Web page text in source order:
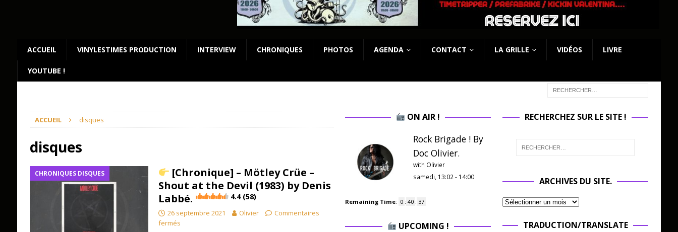
ACCUEIL VINYLESTIMES PRODUCTION INTERVIEW CHRONIQUES PHOTOS AGENDA CONTACT LA GRILLE VIDÉOS LIVRE
YOUTUBE !
ACCUEIL disques
disques
CHRONIQUES DISQUES
[Chronique] – Mötley Crüe –
Shout at the Devil (1983) by Denis
Labbé.
4.4 (58)
26 septembre 2021 Olivier
Commentaires
fermés
ON AIR !
Rock Brigade ! By
Doc Olivier.
with Olivier
samedi, 13:02 - 14:00
Remaining Time: 0 : 40 : 35
UPCOMING !
RECHERCHEZ SUR LE SITE !
ARCHIVES DU SITE.
TRADUCTION/TRANSLATE